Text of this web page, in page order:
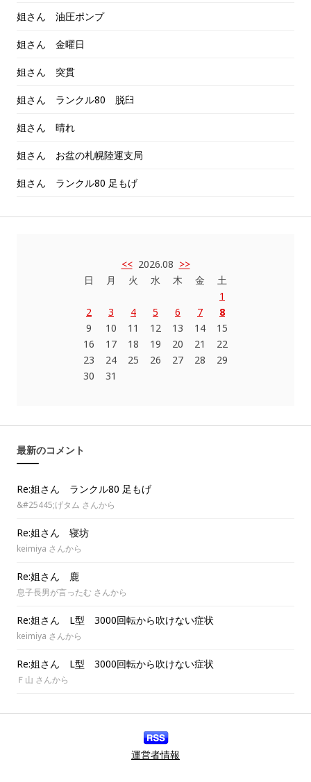
姐さん 油圧ポンプ
姐さん 金曜日
姐さん 突貫
姐さん ランクル80 脱臼
姐さん 晴れ
姐さん お盆の札幌陸運支局
姐さん ランクル80 足もげ
<<2026.08 >>
日
2
9
16
23
30
月
3
10
17
24
31
火
4
11
18
25
水
5
12
19
26
木
6
13
20
27
金
7
14
21
28
土
1
8
15
22
29
最新のコメント
Re:姐さん ランクル80 足もげ
&#25445;げタム さんから
Re:姐さん 寝坊
keimiya さんから
Re:姐さん 鹿
息子長男が言ったむ さんから
Re:姐さん L型 3000回転から吹けない症状
keimiya さんから
Re:姐さん L型 3000回転から吹けない症状
Ｆ山 さんから
運営者情報